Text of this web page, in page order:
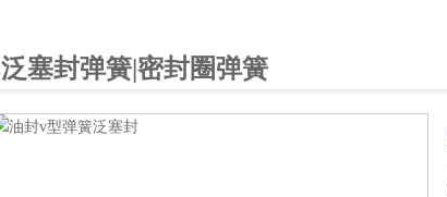
泛塞封弹簧|密封圈弹簧